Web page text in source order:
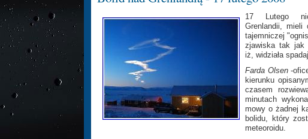
17 Lutego
Grenlandii, mieli
tajemniczej
zjawiska tak jak
iż, widziała
Farda Olsen-
kierunku
czasem
minutach
mowy o żadnej
bolidu, który
meteoroidu.